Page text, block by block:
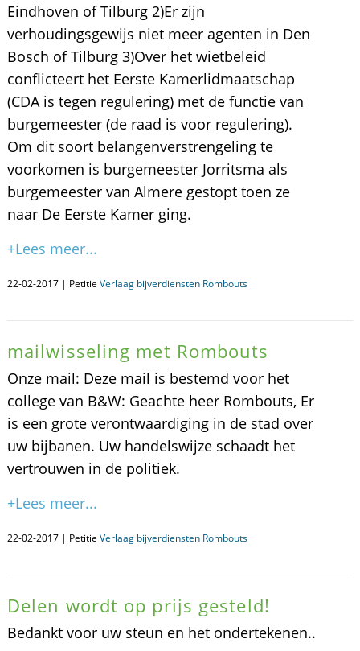
Eindhoven of Tilburg 2)Er zijn
verhoudingsgewijs niet meer agenten in Den
Bosch of Tilburg 3)Over het wietbeleid
conflicteert het Eerste Kamerlidmaatschap
(CDA is tegen regulering) met de functie van
burgemeester (de raad is voor regulering).
Om dit soort belangenverstrengeling te
voorkomen is burgemeester Jorritsma als
burgemeester van Almere gestopt toen ze
naar De Eerste Kamer ging.
+Lees meer...
22-02-2017 | Petitie Verlaag bijverdiensten Rombouts
mailwisseling met Rombouts
Onze mail: Deze mail is bestemd voor het
college van B&W: Geachte heer Rombouts, Er
is een grote verontwaardiging in de stad over
uw bijbanen. Uw handelswijze schaadt het
vertrouwen in de politiek.
+Lees meer...
22-02-2017 | Petitie Verlaag bijverdiensten Rombouts
Delen wordt op prijs gesteld!
Bedankt voor uw steun en het ondertekenen..